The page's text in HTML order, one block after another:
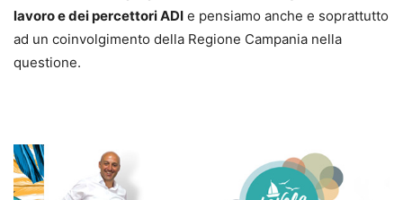
lavoro e dei percettori ADI e pensiamo anche e soprattutto
ad un coinvolgimento della Regione Campania nella
questione.